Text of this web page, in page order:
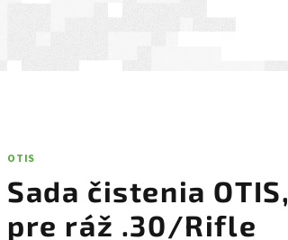
OTIS
Sada čistenia OTIS,
pre ráž .30/Rifle